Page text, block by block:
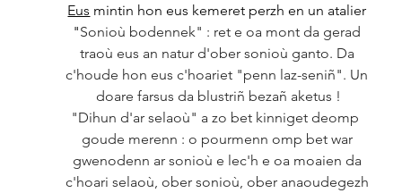
Eus mintin hon eus kemeret perzh en un atalier
"Sonioù bodennek" : ret e oa mont da gerad
traoù eus an natur d'ober sonioù ganto. Da
c'houde hon eus c'hoariet "penn laz-seniñ". Un
doare farsus da blustriñ bezañ aketus !
"Dihun d'ar selaoù" a zo bet kinniget deomp
goude merenn : o pourmenn omp bet war
gwenodenn ar sonioù e lec'h e oa moaien da
c'hoari selaoù, ober sonioù, ober anaoudegezh